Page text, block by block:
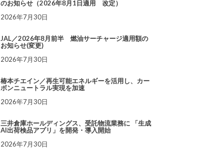
のお知らせ（2026年8月1日適用 改定）
2026年7月30日
JAL／2026年8月前半 燃油サーチャージ適用額の
お知らせ(変更)
2026年7月30日
椿本チエイン／再生可能エネルギーを活用し、カー
ボンニュートラル実現を加速
2026年7月30日
三井倉庫ホールディングス、受託物流業務に 「生成
AI出荷検品アプリ」を開発・導入開始
2026年7月30日